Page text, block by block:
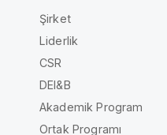
Şirket
Liderlik
CSR
DEI&B
Akademik Program
Ortak Programı